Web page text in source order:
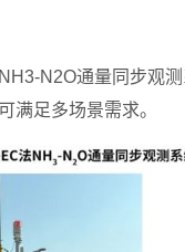
NH3-N2O通量同步观
满足多场景需求。